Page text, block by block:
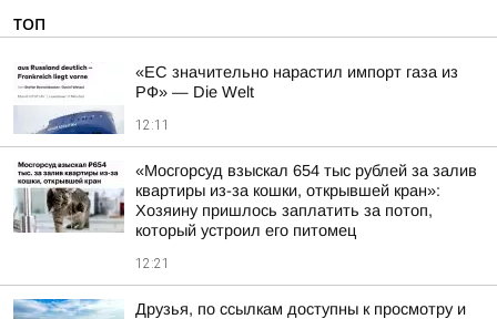
ТОП
«ЕС значительно нарастил импорт газа из
РФ» — Die Welt
12:11
«Мосгорсуд взыскал 654 тыс рублей за залив
квартиры из-за кошки, открывшей кран»:
Хозяину пришлось заплатить за потоп,
который устроил его питомец
12:21
Друзья, по ссылкам доступны к просмотру и